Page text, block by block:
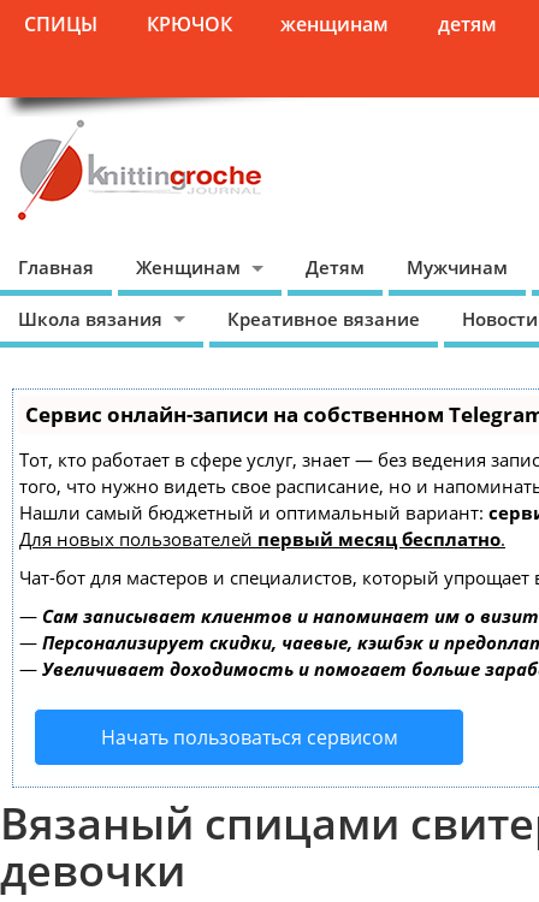
СПИЦЫ КРЮЧОК женщинам детям
Главная Женщинам Детям Мужчинам
Школа вязания Креативное вязание
Сервис онлайн-записи на собственном
Тот, кто работает в сфере услуг, знает — без ведения
того, что нужно видеть свое расписание, но и
Нашли самый бюджетный и оптимальный вариант:
Для новых пользователей первый месяц бесплатно.
Чат-бот для мастеров и специалистов, который упрощает
— Сам записывает клиентов и напоминает им о
— Персонализирует скидки, чаевые, кэшбэк и
— Увеличивает доходимость и помогает больше
Начать пользоваться сервисом
Вязаный спицами
девочки